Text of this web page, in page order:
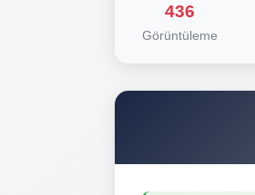
436
Görüntüleme